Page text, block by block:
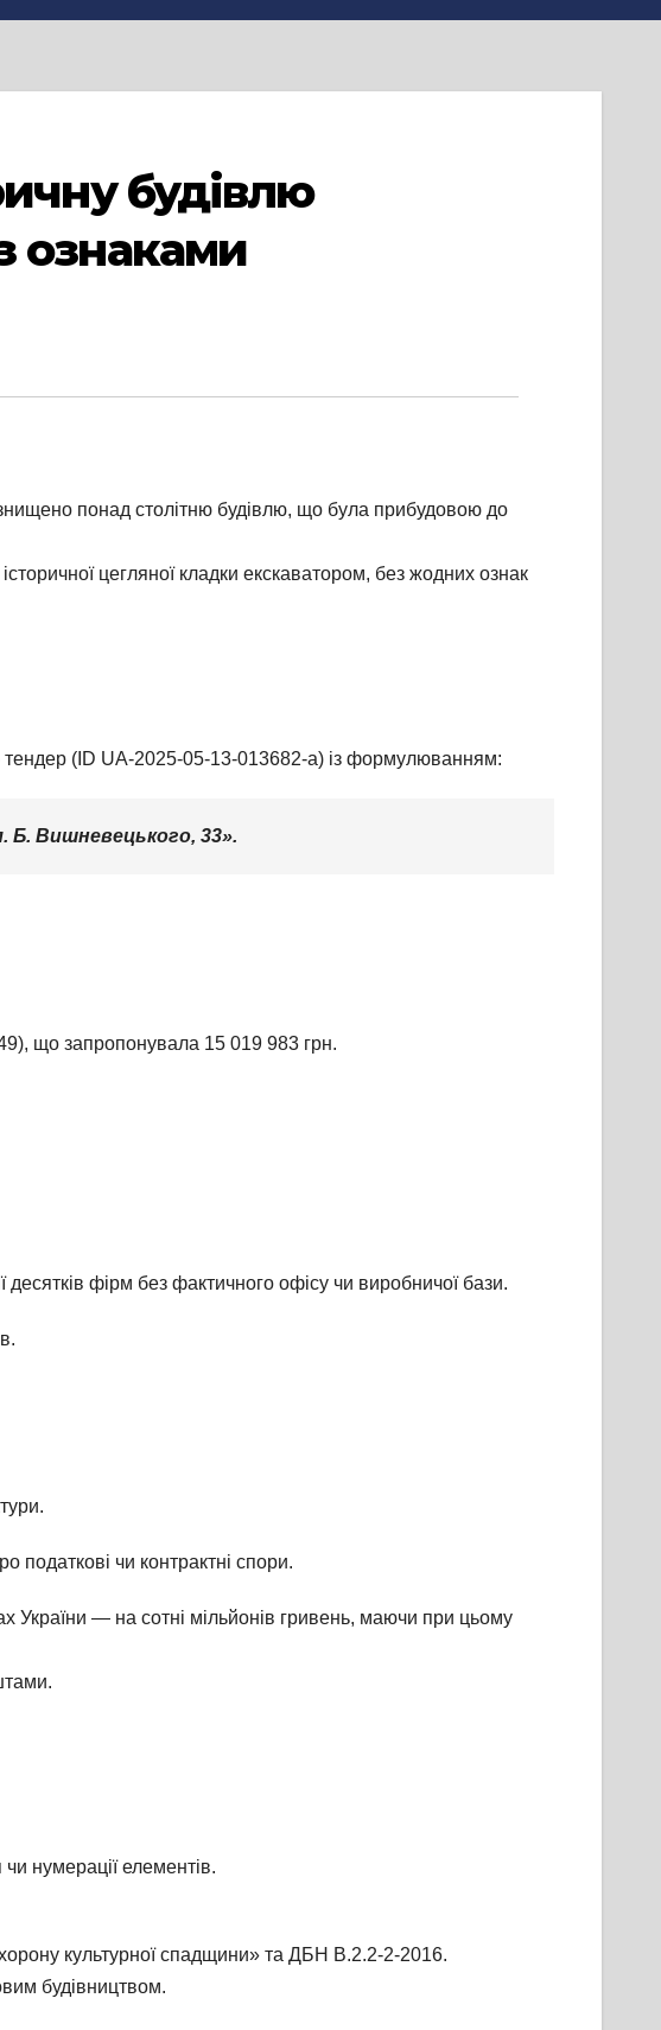
будівлю
ознаками
понад столітню будівлю, що була прибудовою до
цегляної кладки екскаватором, без жодних ознак
(ID UA-2025-05-13-013682-a) із формулюванням:
Б. Вишневецького, 33».
що запропонувала 15 019 983 грн.
фірм без фактичного офісу чи виробничої бази.
податкові чи контрактні спори.
України — на сотні мільйонів гривень, маючи при цьому
нумерації елементів.
культурної спадщини» та ДБН В.2.2-2-2016.
будівництвом.